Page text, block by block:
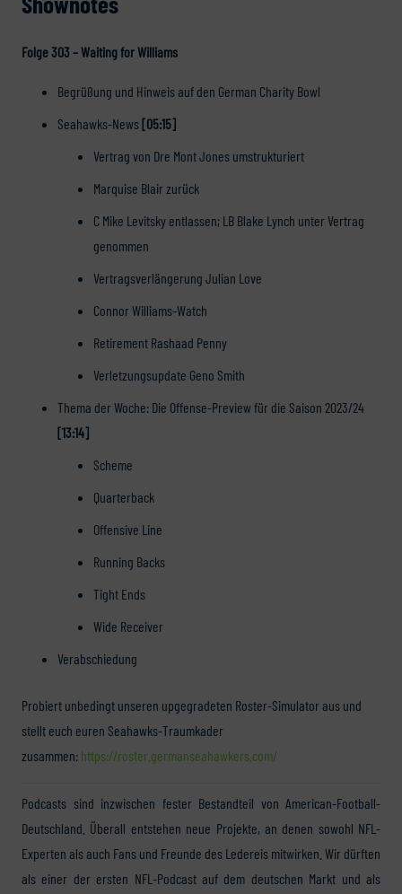
Folge 303 – Waiting for Williams
Begrüßung und Hinweis auf den German Charity Bowl
Seahawks-News[05:15]
Vertrag von Dre Mont Jones umstrukturiert
Marquise Blair zurück
C Mike Levitsky entlassen; LB Blake Lynch unter Vertrag
genommen
Vertragsverlängerung Julian Love
Connor Williams-Watch
Retirement Rashaad Penny
Verletzungsupdate Geno Smith
Thema der Woche: Die Offense-Preview für die Saison 2023/24
[13:14]
Scheme
Quarterback
Offensive Line
Running Backs
Tight Ends
Wide Receiver
Verabschiedung
Probiert unbedingt unseren upgegradeten Roster-Simulator aus und
stellt euch euren Seahawks-Traumkader
zusammen: https://roster.germanseahawkers.com/
Podcasts sind inzwischen fester Bestandteil von American-Football-
Deutschland. Überall entstehen neue Projekte, an denen sowohl NFL-
Experten als auch Fans und Freunde des Ledereis mitwirken. Wir dürften
als einer der ersten NFL-Podcast auf dem deutschen Markt und als